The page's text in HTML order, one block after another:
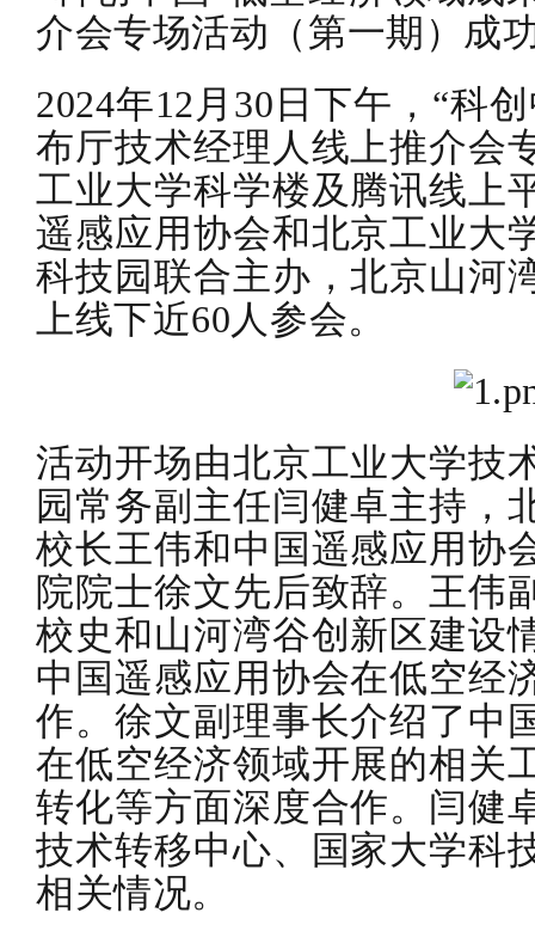
介会专场活动（第一期）成
2024年12月30日下午，“科
布厅技术经理人线上推介会
工业大学科学楼及腾讯线上
遥感应用协会和北京工业大
科技园联合主办，北京山河
上线下近60人参会。
活动开场由北京工业大学技
园常务副主任闫健卓主持，
校长王伟和中国遥感应用协
院院士徐文先后致辞。王伟
校史和山河湾谷创新区建设
中国遥感应用协会在低空经
作。徐文副理事长介绍了中
在低空经济领域开展的相关
转化等方面深度合作。闫健
技术转移中心、国家大学科
相关情况。